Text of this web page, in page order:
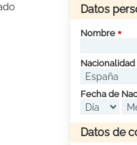
Datos
Nombre
Nacionalidad
Fecha de
Datos de